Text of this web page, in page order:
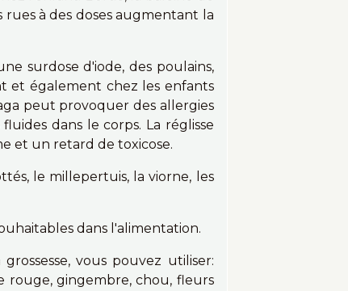
à des doses augmentant la
surdose d'iode, des poulains,
et également chez les enfants
peut provoquer des allergies
dans le corps. La réglisse
et un retard de toxicose.
le millepertuis, la viorne, les
dans l'alimentation.
vous pouvez utiliser:
rouge, gingembre, chou, fleurs